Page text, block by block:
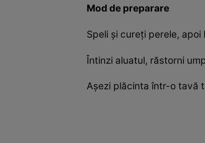
Mod de preparare
Speli și cureți perele,
Întinzi aluatul, răstorni
Așezi plăcinta într-o tavă